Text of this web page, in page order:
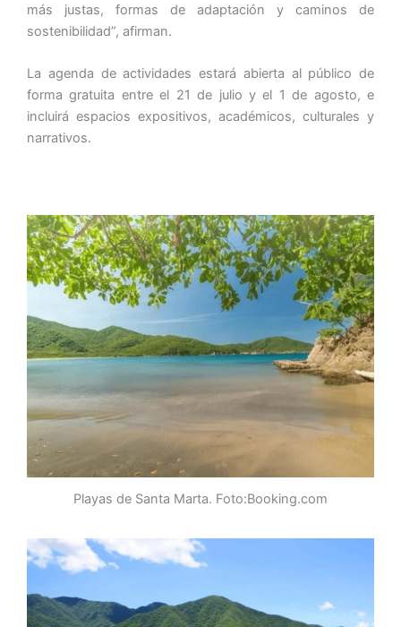
más justas, formas de adaptación y caminos de
sostenibilidad”, afirman.
La agenda de actividades estará abierta al público de
forma gratuita entre el 21 de julio y el 1 de agosto, e
incluirá espacios expositivos, académicos, culturales y
narrativos.
Playas de Santa Marta. Foto:Booking.com